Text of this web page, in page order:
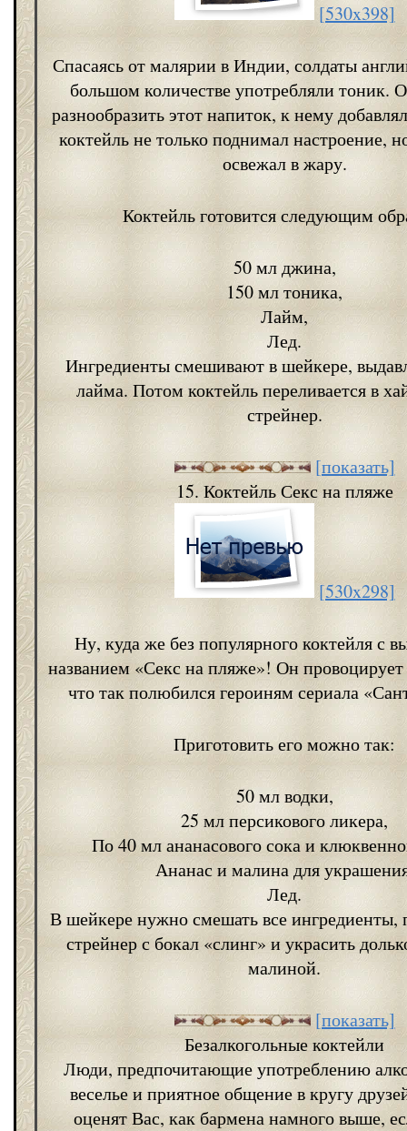
[530x398]
Спасаясь от малярии в Индии, солдаты
большом количестве употребляли тоник.
разнообразить этот напиток, к нему
коктейль не только поднимал настроение,
освежал в жару.
Коктейль готовится следующим
50 мл джина,
150 мл тоника,
Лайм,
Лед.
Ингредиенты смешивают в шейкере,
лайма. Потом коктейль переливается в
стрейнер.
[показать]
15. Коктейль Секс на пляже
[530x298]
Ну, куда же без популярного коктейля с
названием «Секс на пляже»! Он провоцирует
что так полюбился героиням сериала
Приготовить его можно так:
50 мл водки,
25 мл персикового ликера,
По 40 мл ананасового сока и
Ананас и малина для
Лед.
В шейкере нужно смешать все ингредиенты,
стрейнер с бокал «слинг» и украсить
малиной.
[показать]
Безалкогольные коктейли
Люди, предпочитающие употреблению
веселье и приятное общение в кругу
оценят Вас, как бармена намного выше,